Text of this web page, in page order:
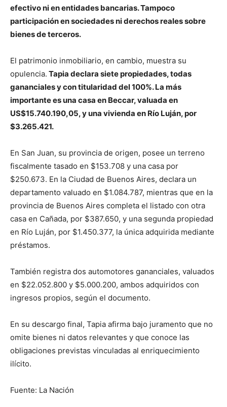
efectivo ni en entidades bancarias. Tampoco
participación en sociedades ni derechos reales sobre
bienes de terceros.
El patrimonio inmobiliario, en cambio, muestra su
opulencia. Tapia declara siete propiedades, todas
gananciales y con titularidad del 100%. La más
importante es una casa en Beccar, valuada en
US$15.740.190,05, y una vivienda en Río Luján, por
$3.265.421.
En San Juan, su provincia de origen, posee un terreno
fiscalmente tasado en $153.708 y una casa por
$250.673. En la Ciudad de Buenos Aires, declara un
departamento valuado en $1.084.787, mientras que en la
provincia de Buenos Aires completa el listado con otra
casa en Cañada, por $387.650, y una segunda propiedad
en Río Luján, por $1.450.377, la única adquirida mediante
préstamos.
También registra dos automotores gananciales, valuados
en $22.052.800 y $5.000.200, ambos adquiridos con
ingresos propios, según el documento.
En su descargo final, Tapia afirma bajo juramento que no
omite bienes ni datos relevantes y que conoce las
obligaciones previstas vinculadas al enriquecimiento
ilícito.
Fuente: La Nación